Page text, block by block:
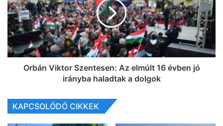
Orbán Viktor Szentesen: Az elmúlt 16 évben jó
irányba haladtak a dolgok
KAPCSOLÓDÓ CIKKEK